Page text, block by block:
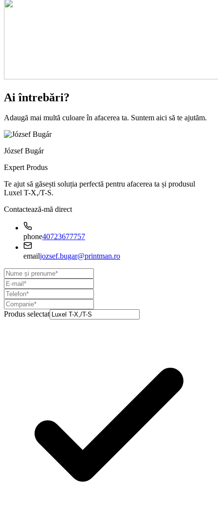
Ai întrebări?
Adaugă mai multă culoare în afacerea ta. Suntem aici să te ajutăm.
József Bugár
Expert Produs
Te ajut să găsești soluția perfectă pentru afacerea ta și produsul
Luxel T-X,/T-S.
Contactează-mă direct
phone40723677757
emailjozsef.bugar@printman.ro
Produs selectat